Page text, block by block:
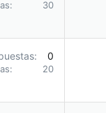
30
0
20